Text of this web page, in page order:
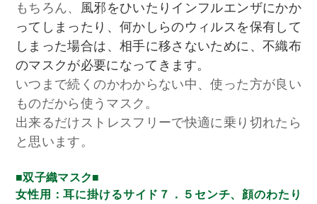
もちろん、 風邪をひいたりインフルエンザにかか
ってしまったり、何かしらのウィルスを保有して
しまった場合は、相手に移さないために、不織布
のマスクが必要になってきます。
いつまで続くのかわからない中、使った方が良い
ものだから使うマスク。
出来るだけストレスフリーで快適に乗り切れたら
と思います。
■双子織マスク■
女性用：耳に掛けるサイド７．５センチ、顔のわたり